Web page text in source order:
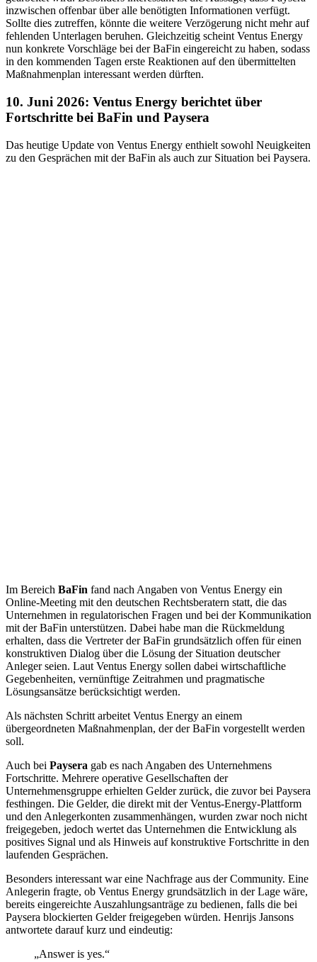
inzwischen offenbar über alle benötigten Informationen verfügt.
Sollte dies zutreffen, könnte die weitere Verzögerung nicht mehr auf
fehlenden Unterlagen beruhen. Gleichzeitig scheint Ventus Energy
nun konkrete Vorschläge bei der BaFin eingereicht zu haben, sodass
in den kommenden Tagen erste Reaktionen auf den übermittelten
Maßnahmenplan interessant werden dürften.
10. Juni 2026: Ventus Energy berichtet über
Fortschritte bei BaFin und Paysera
Das heutige Update von Ventus Energy enthielt sowohl Neuigkeiten
zu den Gesprächen mit der BaFin als auch zur Situation bei Paysera.
Im Bereich BaFin fand nach Angaben von Ventus Energy ein
Online-Meeting mit den deutschen Rechtsberatern statt, die das
Unternehmen in regulatorischen Fragen und bei der Kommunikation
mit der BaFin unterstützen. Dabei habe man die Rückmeldung
erhalten, dass die Vertreter der BaFin grundsätzlich offen für einen
konstruktiven Dialog über die Lösung der Situation deutscher
Anleger seien. Laut Ventus Energy sollen dabei wirtschaftliche
Gegebenheiten, vernünftige Zeitrahmen und pragmatische
Lösungsansätze berücksichtigt werden.
Als nächsten Schritt arbeitet Ventus Energy an einem
übergeordneten Maßnahmenplan, der der BaFin vorgestellt werden
soll.
Auch bei Paysera gab es nach Angaben des Unternehmens
Fortschritte. Mehrere operative Gesellschaften der
Unternehmensgruppe erhielten Gelder zurück, die zuvor bei Paysera
festhingen. Die Gelder, die direkt mit der Ventus-Energy-Plattform
und den Anlegerkonten zusammenhängen, wurden zwar noch nicht
freigegeben, jedoch wertet das Unternehmen die Entwicklung als
positives Signal und als Hinweis auf konstruktive Fortschritte in den
laufenden Gesprächen.
Besonders interessant war eine Nachfrage aus der Community. Eine
Anlegerin fragte, ob Ventus Energy grundsätzlich in der Lage wäre,
bereits eingereichte Auszahlungsanträge zu bedienen, falls die bei
Paysera blockierten Gelder freigegeben würden. Henrijs Jansons
antwortete darauf kurz und eindeutig:
„Answer is yes.“